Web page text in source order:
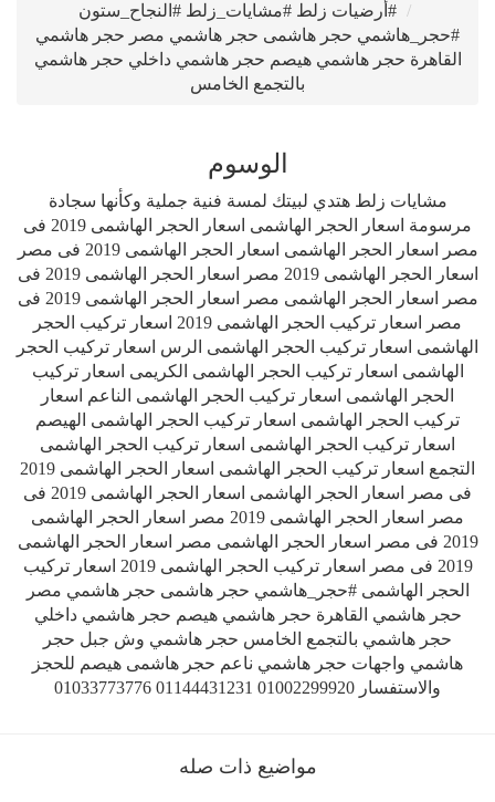
#أرضيات زلط #مشايات_زلط #النجاح_ستون
#حجر_هاشمي حجر هاشمى حجر هاشمي مصر حجر هاشمي
القاهرة حجر هاشمي هيصم حجر هاشمي داخلي حجر هاشمي
بالتجمع الخامس
الوسوم
مشايات زلط هتدي لبيتك لمسة فنية جملية وكأنها سجادة
مرسومة اسعار الحجر الهاشمى اسعار الحجر الهاشمى 2019 فى
مصر اسعار الحجر الهاشمى اسعار الحجر الهاشمى 2019 فى مصر
اسعار الحجر الهاشمى 2019 مصر اسعار الحجر الهاشمى 2019 فى
مصر اسعار الحجر الهاشمى مصر اسعار الحجر الهاشمى 2019 فى
مصر اسعار تركيب الحجر الهاشمى 2019 اسعار تركيب الحجر
الهاشمى اسعار تركيب الحجر الهاشمى الرس اسعار تركيب الحجر
الهاشمى اسعار تركيب الحجر الهاشمى الكريمى اسعار تركيب
الحجر الهاشمى اسعار تركيب الحجر الهاشمى الناعم اسعار
تركيب الحجر الهاشمى اسعار تركيب الحجر الهاشمى الهيصم
اسعار تركيب الحجر الهاشمى اسعار تركيب الحجر الهاشمى
التجمع اسعار تركيب الحجر الهاشمى اسعار الحجر الهاشمى 2019
فى مصر اسعار الحجر الهاشمى اسعار الحجر الهاشمى 2019 فى
مصر اسعار الحجر الهاشمى 2019 مصر اسعار الحجر الهاشمى
2019 فى مصر اسعار الحجر الهاشمى مصر اسعار الحجر الهاشمى
2019 فى مصر اسعار تركيب الحجر الهاشمى 2019 اسعار تركيب
الحجر الهاشمى #حجر_هاشمي حجر هاشمى حجر هاشمي مصر
حجر هاشمي القاهرة حجر هاشمي هيصم حجر هاشمي داخلي
حجر هاشمي بالتجمع الخامس حجر هاشمي وش جبل حجر
هاشمي واجهات حجر هاشمي ناعم حجر هاشمى هيصم للحجز
والاستفسار 01002299920 01144431231 01033773776
مواضيع ذات صله